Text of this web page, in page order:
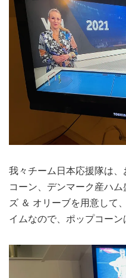
我々チーム日本応援隊は
コーン、デンマーク産ハ
ズ ＆ オリーブを用意して
イムなので、ポップコーン